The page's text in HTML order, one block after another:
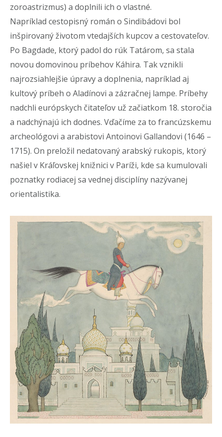
zoroastrizmus) a doplnili ich o vlastné.
Napríklad cestopisný román o Sindibádovi bol
inšpirovaný životom vtedajších kupcov a cestovateľov.
Po Bagdade, ktorý padol do rúk Tatárom, sa stala
novou domovinou príbehov Káhira. Tak vznikli
najrozsiahlejšie úpravy a doplnenia, napríklad aj
kultový príbeh o Aladínovi a zázračnej lampe. Príbehy
nadchli európskych čitateľov už začiatkom 18. storočia
a nadchýnajú ich dodnes. Vďačíme za to francúzskemu
archeológovi a arabistovi Antoinovi Gallandovi (1646 –
1715). On preložil nedatovaný arabský rukopis, ktorý
našiel v Kráľovskej knižnici v Paríži, kde sa kumulovali
poznatky rodiacej sa vednej disciplíny nazývanej
orientalistika.